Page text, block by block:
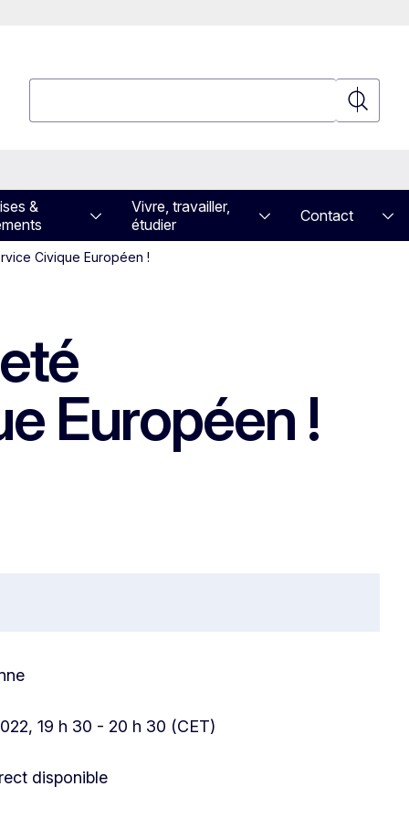
&
Vivre, travailler,
étudier
Contact
Civique Européen !
Européen !
19 h 30 - 20 h 30 (CET)
disponible